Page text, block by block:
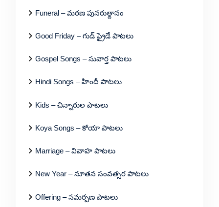
Funeral – మరణ పునరుత్దానం
Good Friday – గుడ్ ఫ్రైడే పాటలు
Gospel Songs – సువార్త పాటలు
Hindi Songs – హిందీ పాటలు
Kids – చిన్నారుల పాటలు
Koya Songs – కోయా పాటలు
Marriage – వివాహ పాటలు
New Year – నూతన సంవత్సర పాటలు
Offering – సమర్పణ పాటలు